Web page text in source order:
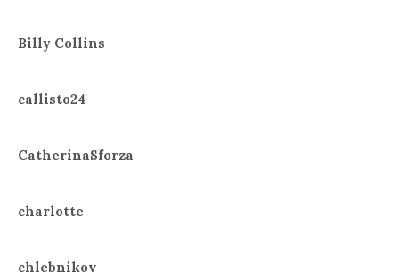
Billy Collins
callisto24
CatherinaSforza
charlotte
chlebnikov